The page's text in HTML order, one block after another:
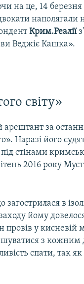
на це, 14 березня
наполягали
Крим.Реалії
Веджіє Кашка».
світу»
за
Наразі його
стінами
2016 року
в
йому
у кисневій
з
спати, так як